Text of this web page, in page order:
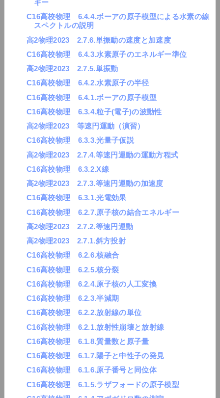
ギー
C16高校物理 6.4.4.ボーアの原子模型による水素の線
スペクトルの説明
高2物理2023 2.7.6.単振動の速度と加速度
C16高校物理 6.4.3.水素原子のエネルギー準位
高2物理2023 2.7.5.単振動
C16高校物理 6.4.2.水素原子の半径
C16高校物理 6.4.1.ボーアの原子模型
C16高校物理 6.3.4.粒子(電子)の波動性
高2物理2023 等速円運動（演習）
C16高校物理 6.3.3.光量子仮説
高2物理2023 2.7.4.等速円運動の運動方程式
C16高校物理 6.3.2.X線
高2物理2023 2.7.3.等速円運動の加速度
C16高校物理 6.3.1.光電効果
C16高校物理 6.2.7.原子核の結合エネルギー
高2物理2023 2.7.2.等速円運動
高2物理2023 2.7.1.斜方投射
C16高校物理 6.2.6.核融合
C16高校物理 6.2.5.核分裂
C16高校物理 6.2.4.原子核の人工変換
C16高校物理 6.2.3.半減期
C16高校物理 6.2.2.放射線の単位
C16高校物理 6.2.1.放射性崩壊と放射線
C16高校物理 6.1.8.質量数と原子量
C16高校物理 6.1.7.陽子と中性子の発見
C16高校物理 6.1.6.原子番号と同位体
C16高校物理 6.1.5.ラザフォードの原子模型